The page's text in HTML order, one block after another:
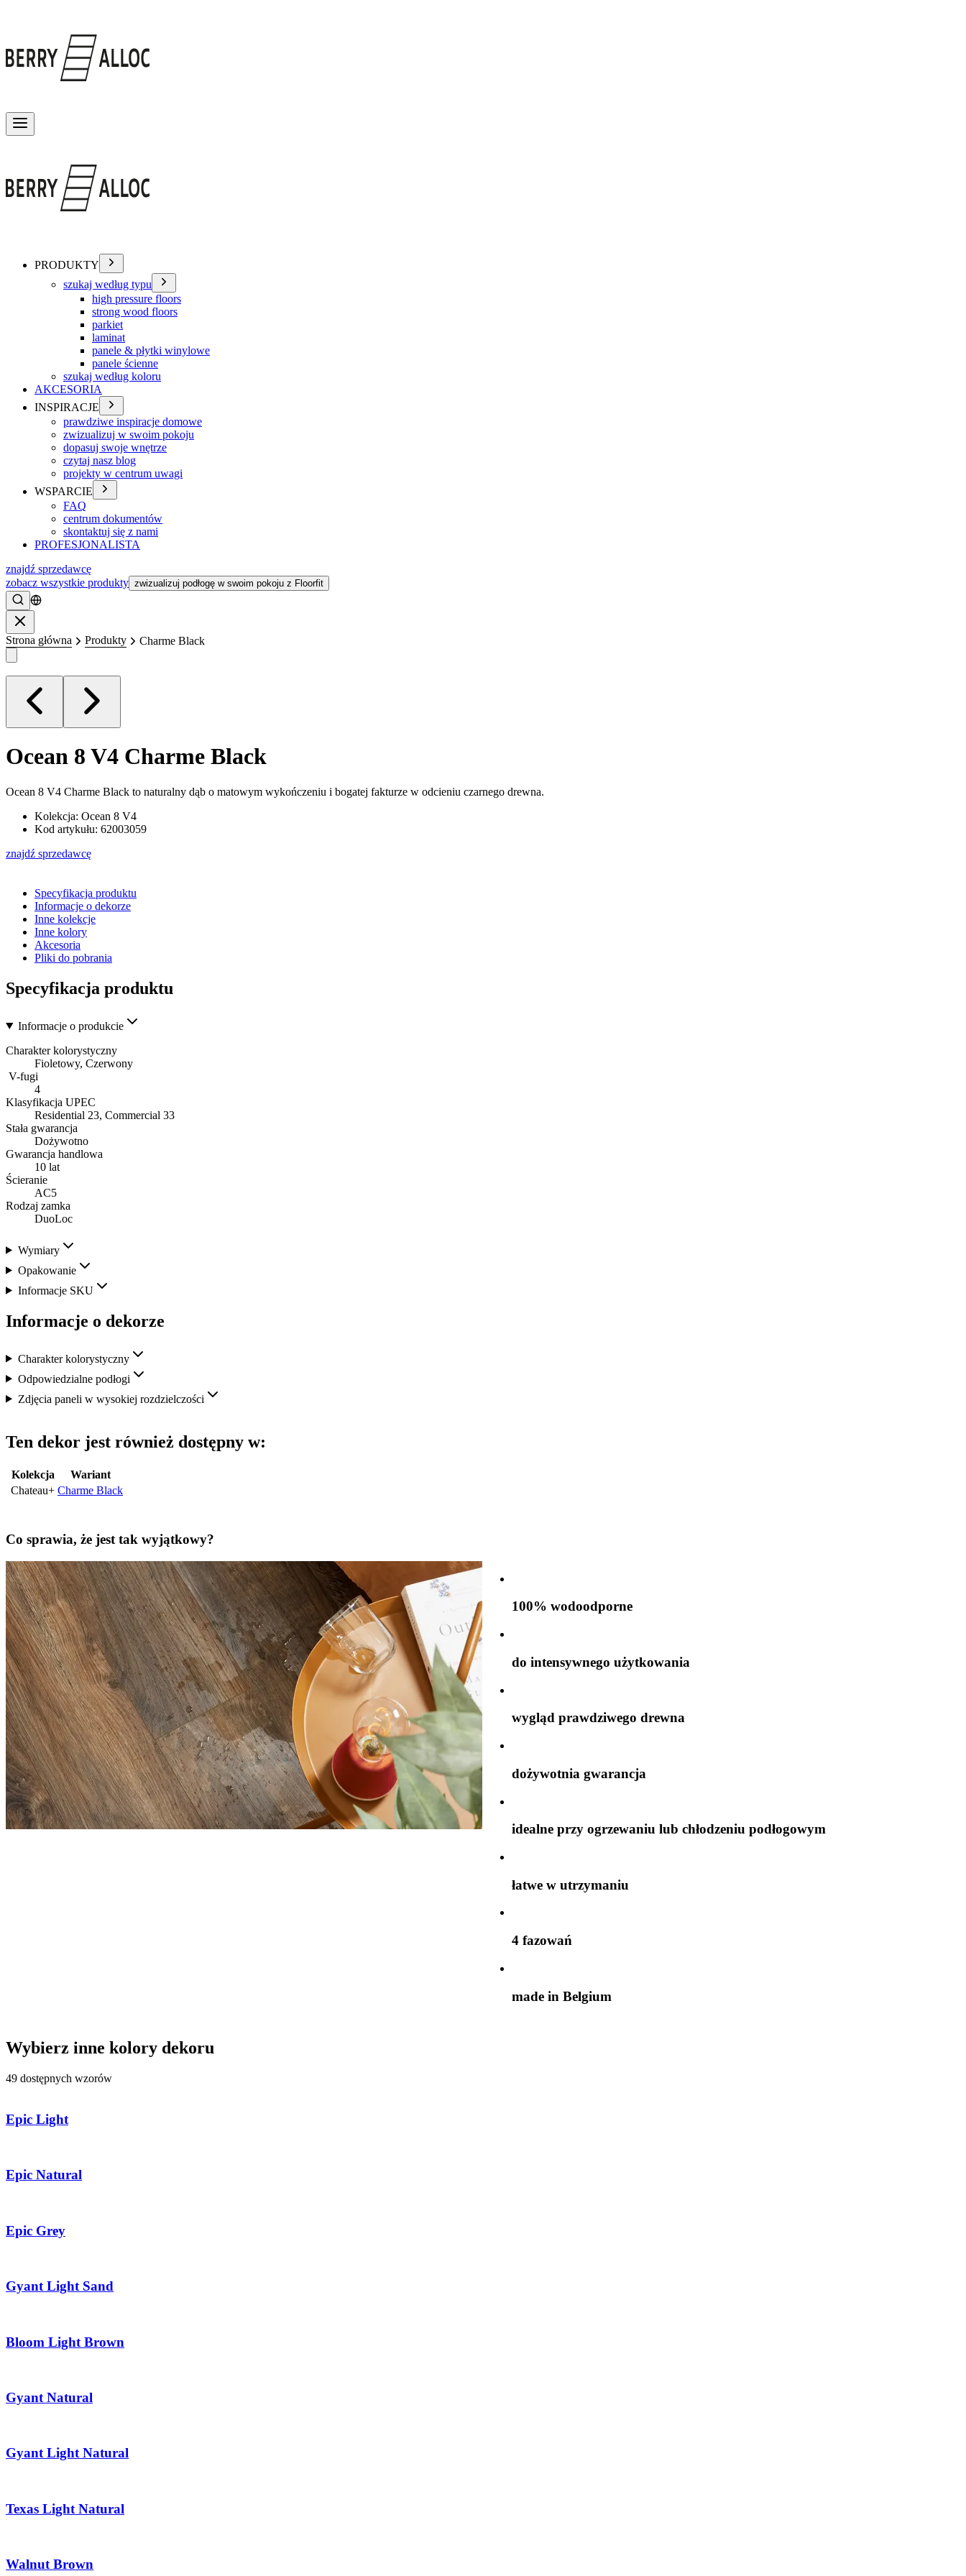
PRODUKTY
szukaj według typu
high pressure floors
strong wood floors
parkiet
laminat
panele & płytki winylowe
panele ścienne
szukaj według koloru
AKCESORIA
INSPIRACJE
prawdziwe inspiracje domowe
zwizualizuj w swoim pokoju
dopasuj swoje wnętrze
czytaj nasz blog
projekty w centrum uwagi
WSPARCIE
FAQ
centrum dokumentów
skontaktuj się z nami
PROFESJONALISTA
znajdź sprzedawcę
zobacz wszystkie produkty zwizualizuj podłogę w swoim pokoju z Floorfit
Szukać
Strona główna Produkty Charme Black
Ocean 8 V4 Charme Black
Ocean 8 V4 Charme Black to naturalny dąb o matowym wykończeniu i bogatej fakturze w odcieniu czarnego drewna.
Kolekcja: Ocean 8 V4
Kod artykułu: 62003059
znajdź sprzedawcę
Specyfikacja produktu
Informacje o dekorze
Inne kolekcje
Inne kolory
Akcesoria
Pliki do pobrania
Specyfikacja produktu
Informacje o produkcie
Charakter kolorystyczny
Fioletowy, Czerwony
V-fugi
4
Klasyfikacja UPEC
Residential 23, Commercial 33
Stała gwarancja
Dożywotno
Gwarancja handlowa
10 lat
Ścieranie
AC5
Rodzaj zamka
DuoLoc
Wymiary
Opakowanie
Informacje SKU
Informacje o dekorze
Charakter kolorystyczny
Odpowiedzialne podłogi
Zdjęcia paneli w wysokiej rozdzielczości
Ten dekor jest również dostępny w:
Kolekcja
Wariant
Chateau+ Charme Black
Co sprawia, że jest tak wyjątkowy?
100% wodoodporne
do intensywnego użytkowania
wygląd prawdziwego drewna
dożywotnia gwarancja
idealne przy ogrzewaniu lub chłodzeniu podłogowym
łatwe w utrzymaniu
4 fazowań
made in Belgium
Wybierz inne kolory dekoru
49 dostępnych wzorów
Epic Light
Epic Natural
Epic Grey
Gyant Light Sand
Bloom Light Brown
Gyant Natural
Gyant Light Natural
Texas Light Natural
Walnut Brown